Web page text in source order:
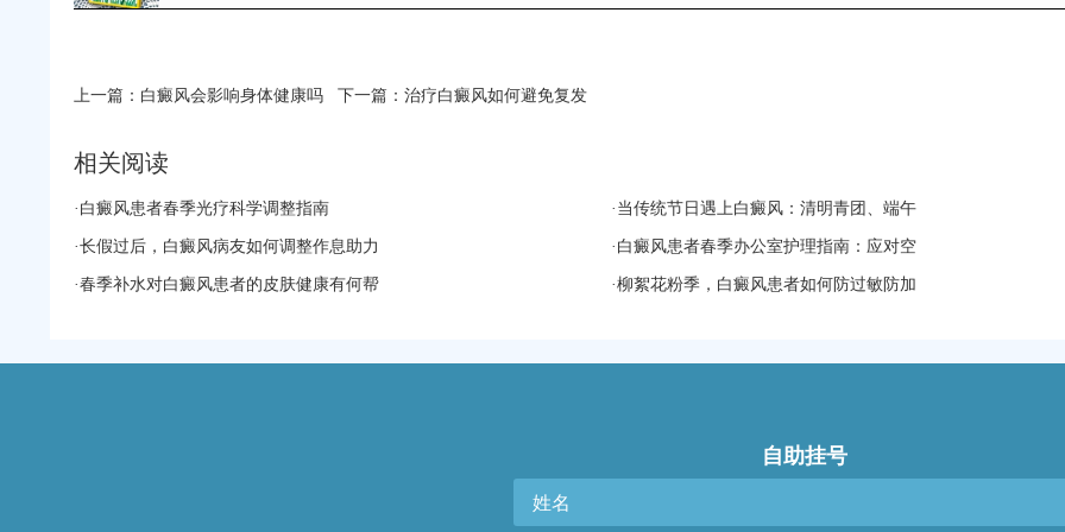
上一篇： 白癜风会影响身体健康吗 下一篇： 治疗白癜风如何避免复发
相关阅读
· 当传统节日遇上白癜风：清明青团、端午
· 白癜风患者春季光疗科学调整指南
· 白癜风患者春季办公室护理指南：应对空
·长假过后，白癜风病友如何调整作息助力
·柳絮花粉季，白癜风患者如何防过敏防加
·春季补水对白癜风患者的皮肤健康有何帮
自助挂号